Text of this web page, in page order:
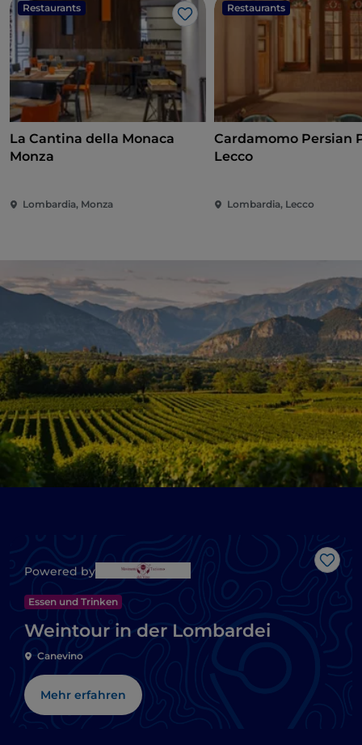
Restaurants
Like
La Cantina della Monaca
Monza
Lombardia, Monza
Restaurants
Cardamomo Persian
Lecco
Lombardia, Lecco
Like
Powered by
Essen und Trinken
Weintour in der Lombardei
Canevino
Mehr erfahren